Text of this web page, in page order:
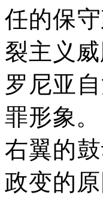
任的保
裂主义
罗尼亚
罪形象。
右翼的
政变的原